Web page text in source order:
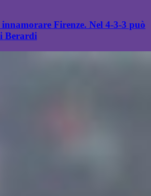
Firenze. Nel 4-3-3 può
Berardi